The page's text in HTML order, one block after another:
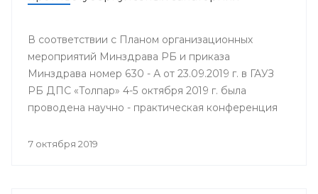
В соответствии с Планом организационных
мероприятий Минздрава РБ и приказа
Минздрава номер 630 - А от 23.09.2019 г. в ГАУЗ
РБ ДПС «Толпар» 4-5 октября 2019 г. была
проводена научно - практическая конференция
лечения в детских противотуберкулёзных
7 октября 2019